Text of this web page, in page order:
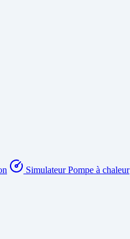
Simulateur Pompe à chaleur